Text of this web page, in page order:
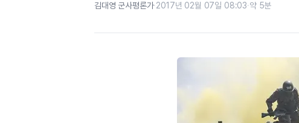
김대영 군사평론가·2017년 02월 07일 08:03·약 5분